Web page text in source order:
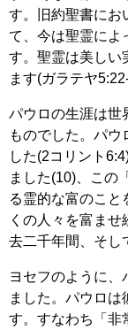
す。旧約聖書にお
て、今は聖霊によ
す。聖霊は美しい
ます(ガラテヤ5:22-
パウロの生涯は世
ものでした。パウ
した(2コリント
ました(10)、この
る霊的な富のこと
くの人々を富ま
去二千年間、そし
ヨセフのように、
ました。パウロは
す。すなわち「非